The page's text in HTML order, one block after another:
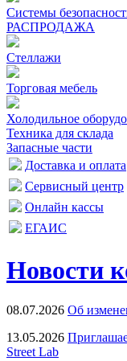
Системы
РАСПРОДАЖА
Стеллажи
Торговая мебель
Холодильное
Техника для склада
Запасные части
Доставка и оплата
Сервисный центр
Онлайн кассы
ЕГАИС
Новости
08.07.2026 Об
13.05.2026
Street Lab